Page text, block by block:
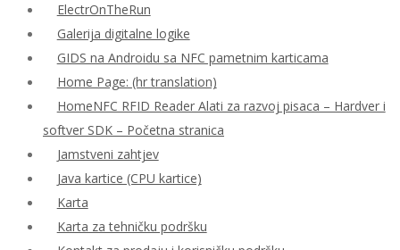
ElectrOnTheRun
Galerija digitalne logike
GIDS na Androidu sa NFC pametnim karticama
Home Page: (hr translation)
HomeNFC RFID Reader Alati za razvoj pisaca – Hardver i
softver SDK – Početna stranica
Jamstveni zahtjev
Java kartice (CPU kartice)
Karta
Karta za tehničku podršku